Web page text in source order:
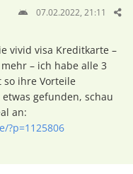
07.02.2022, 21:11
vivid visa Kreditkarte –
– ich habe alle 3
ihre Vorteile
gefunden, schau
an:
?p=1125806